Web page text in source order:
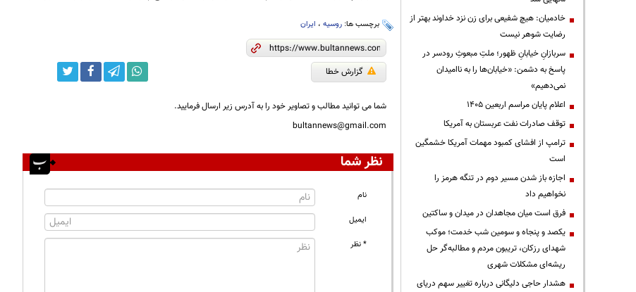
برچسب ها: روسیه، ایران
گزارش خطا
شما می توانید مطالب و تصاویر خود را به آدرس زیر ارسال فرمایید.
bultannews@gmail.com
نظر شما
نام
ایمیل
* نظر
خادمیان: هیچ شفیعی برای زن نزد خداوند بهتر از
رضایت شوهر نیست
سربازانِ خیابانِ ظهور؛ ملتِ مبعوثِ رودسر در
پاسخ به دشمن: «خیابان‌ها را به ناامیدان
نمی‌دهیم»
اعلام پایان مراسم اربعین ۱۴۰۵
توقف صادرات نفت عربستان به آمریکا
ترامپ از افشای کمبود مهمات آمریکا خشمگین
است
اجازه باز شدن مسیر دوم در تنگه هرمز را
نخواهیم داد
فرق است میان مجاهدان در میدان و ساکتین
یکصد و پنجاه و سومین شب خدمت؛ موکب
شهدای رزکان، تریبون مردم و مطالبه‌گر حل
ریشه‌ای مشکلات شهری
هشدار حاجی دلیگانی درباره تغییر سهم دریای